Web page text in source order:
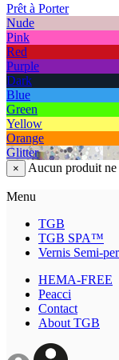
Prêt à Porter
Nude
Pink
Red
Purple
Dark
Blue
Green
Yellow
Orange
Glitter
× Aucun produit ne
Menu
TGB
TGB SPA™
Vernis Semi-
HEMA-FREE
Peacci
Contact
About TGB